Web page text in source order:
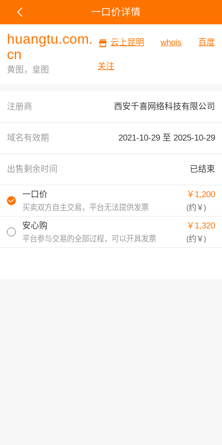
一口价详情
huangtu.com.
cn
黄图，皇图
云上昆明 whois 百度
关注
注册商 西安千喜网络科技有限公司
域名有效期 2021-10-29 至 2025-10-29
出售剩余时间 已结束
一口价
买卖双方自主交易，平台无法提供发票
￥1,200
(约￥)
安心购
平台参与交易的全部过程，可以开具发票
￥1,320
(约￥)